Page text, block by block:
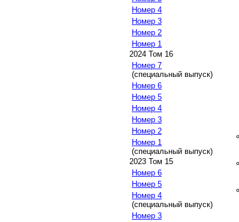
Номер 4
Номер 3
Номер 2
Номер 1
2024 Том 16
Номер 7
(специальный выпуск)
Номер 6
Номер 5
Номер 4
Номер 3
Номер 2
Номер 1
(специальный выпуск)
2023 Том 15
Номер 6
Номер 5
Номер 4
(специальный выпуск)
Номер 3